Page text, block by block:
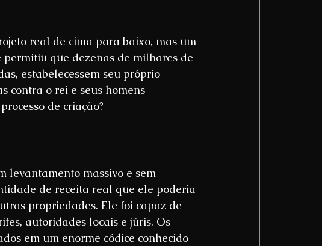
real de cima para baixo, mas um
que dezenas de milhares de
estabelecessem seu próprio
contra o rei e seus homens
de criação?
levantamento massivo e sem
de receita real que ele poderia
propriedades. Ele foi capaz de
autoridades locais e júris. Os
​​em um enorme códice conhecido